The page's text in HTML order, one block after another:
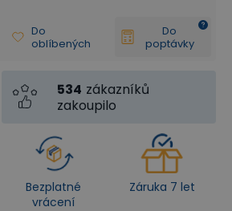
Do
oblíbených
Do
poptávky
534 zákazníků
zakoupilo
Bezplatné
vrácení
Záruka 7 let